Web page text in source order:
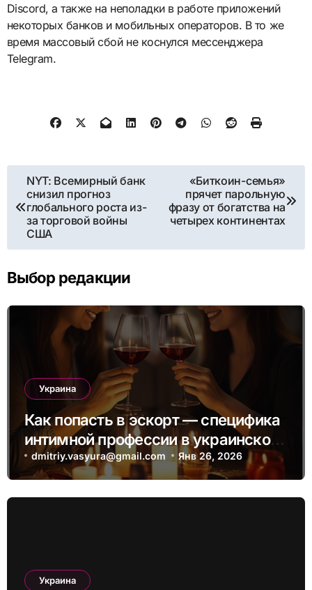
Discord, а также на неполадки в работе приложений
некоторых банков и мобильных операторов. В то же
время массовый сбой не коснулся мессенджера
Telegram.
Навигация
по
записям
NYT: Всемирный банк
снизил прогноз
глобального роста из-
за торговой войны
США
«Биткоин-семья»
прячет парольную
фразу от богатства на
четырех континентах
Выбор редакции
Украина
Как попасть в эскорт — специфика
интимной профессии в украинском
пространстве
dmitriy.vasyura@gmail.com Янв 26, 2026
Украина